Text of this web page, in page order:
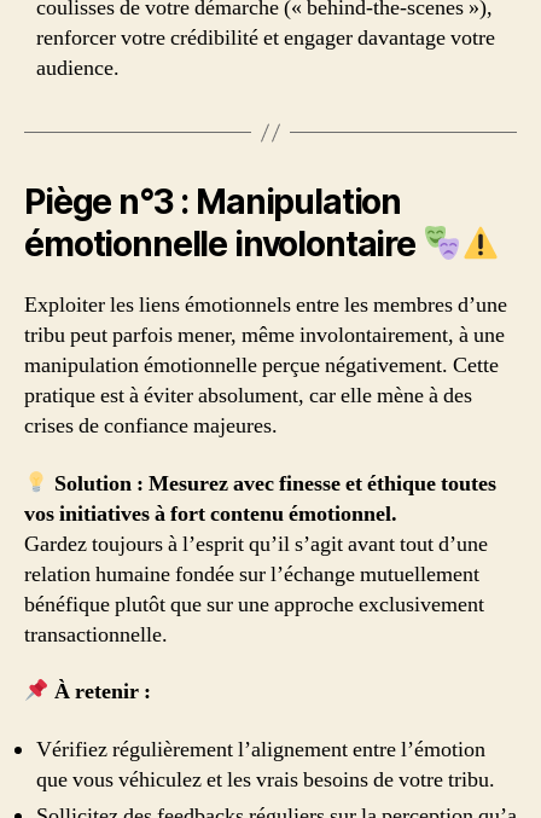
coulisses de votre démarche (« behind-the-scenes »),
renforcer votre crédibilité et engager davantage votre
audience.
Piège n°3 : Manipulation
émotionnelle involontaire
Exploiter les liens émotionnels entre les membres d’une
tribu peut parfois mener, même involontairement, à une
manipulation émotionnelle perçue négativement. Cette
pratique est à éviter absolument, car elle mène à des
crises de confiance majeures.
Solution : Mesurez avec finesse et éthique toutes
vos initiatives à fort contenu émotionnel.
Gardez toujours à l’esprit qu’il s’agit avant tout d’une
relation humaine fondée sur l’échange mutuellement
bénéfique plutôt que sur une approche exclusivement
transactionnelle.
À retenir :
Vérifiez régulièrement l’alignement entre l’émotion
que vous véhiculez et les vrais besoins de votre tribu.